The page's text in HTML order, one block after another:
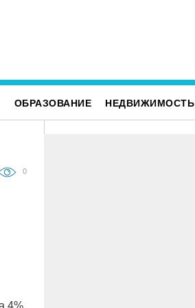
ОБРАЗОВАНИЕ НЕДВИЖИМОСТЬ
0
4%.